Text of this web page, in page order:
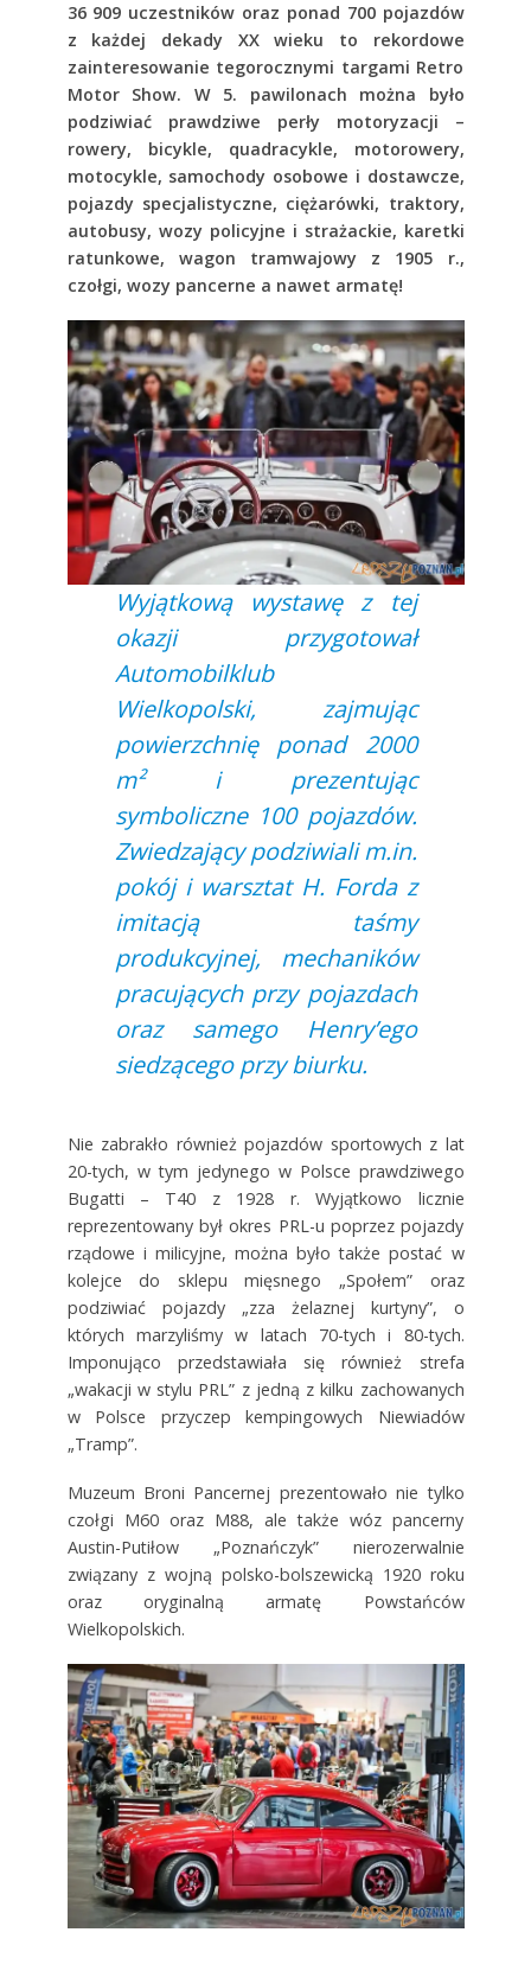
36 909 uczestników oraz ponad 700 pojazdów
z każdej dekady XX wieku to rekordowe
zainteresowanie tegorocznymi targami Retro
Motor Show. W 5. pawilonach można było
podziwiać prawdziwe perły motoryzacji –
rowery, bicykle, quadracykle, motorowery,
motocykle, samochody osobowe i dostawcze,
pojazdy specjalistyczne, ciężarówki, traktory,
autobusy, wozy policyjne i strażackie, karetki
ratunkowe, wagon tramwajowy z 1905 r.,
czołgi, wozy pancerne a nawet armatę!
Wyjątkową wystawę z tej
okazji przygotował
Automobilklub
Wielkopolski, zajmując
powierzchnię ponad 2000
m² i prezentując
symboliczne 100 pojazdów.
Zwiedzający podziwiali m.in.
pokój i warsztat H. Forda z
imitacją taśmy
produkcyjnej, mechaników
pracujących przy pojazdach
oraz samego Henry’ego
siedzącego przy biurku.
Nie zabrakło również pojazdów sportowych z lat
20-tych, w tym jedynego w Polsce prawdziwego
Bugatti – T40 z 1928 r. Wyjątkowo licznie
reprezentowany był okres PRL-u poprzez pojazdy
rządowe i milicyjne, można było także postać w
kolejce do sklepu mięsnego „Społem” oraz
podziwiać pojazdy „zza żelaznej kurtyny”, o
których marzyliśmy w latach 70-tych i 80-tych.
Imponująco przedstawiała się również strefa
„wakacji w stylu PRL” z jedną z kilku zachowanych
w Polsce przyczep kempingowych Niewiadów
„Tramp”.
Muzeum Broni Pancernej prezentowało nie tylko
czołgi M60 oraz M88, ale także wóz pancerny
Austin-Putiłow „Poznańczyk” nierozerwalnie
związany z wojną polsko-bolszewicką 1920 roku
oraz oryginalną armatę Powstańców
Wielkopolskich.